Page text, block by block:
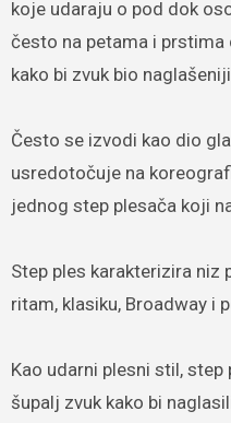
koje udaraju o pod dok
često na petama i prstima
kako bi zvuk bio
Često se izvodi kao dio
usredotočuje na
jednog step plesača koji
Step ples karakterizira niz
ritam, klasiku, Broadway i
Kao udarni plesni stil,
šupalj zvuk kako bi